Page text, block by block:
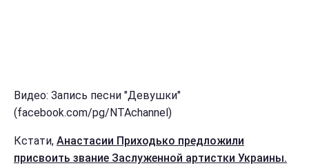
Видео: Запись песни "Девушки"
(facebook.com/pg/NTAchannel)
Кстати, Анастасии Приходько предложили
присвоить звание Заслуженной артистки Украины.